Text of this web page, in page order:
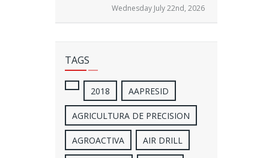
Wednesday July 22nd, 2026
TAGS
2018 AAPRESID
AGRICULTURA DE PRECISION
AGROACTIVA AIR DRILL